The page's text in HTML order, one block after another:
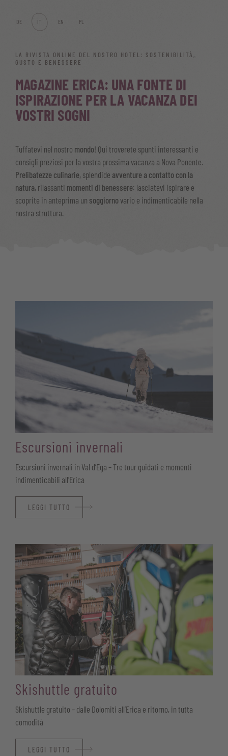
DE IT EN PL
LA RIVISTA ONLINE DEL NOSTRO HOTEL: SOSTENIBILITÀ,
GUSTO E BENESSERE
MAGAZINE ERICA: UNA FONTE DI
ISPIRAZIONE PER LA VACANZA DEI
VOSTRI SOGNI
Tuffatevi nel nostro mondo! Qui troverete spunti interessanti e
consigli preziosi per la vostra prossima vacanza a Nova Ponente.
Prelibatezze culinarie, splendide avventure a contatto con la
natura, rilassanti momenti di benessere: lasciatevi ispirare e
scoprite in anteprima un soggiornovario e indimenticabile nella
nostra struttura.
Escursioni invernali
Escursioni invernali in Val d’Ega – Tre tour guidati e momenti
indimenticabili all’Erica
LEGGI TUTTO
Skishuttle gratuito
Skishuttle gratuito – dalle Dolomiti all’Erica e ritorno, in tutta
comodità
LEGGI TUTTO